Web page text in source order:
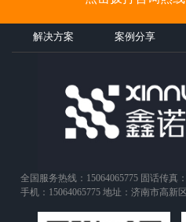
解决方案 案例分享
全国服务热线：15064065775 固话传真
手机：15064065775 地址：济南市高新